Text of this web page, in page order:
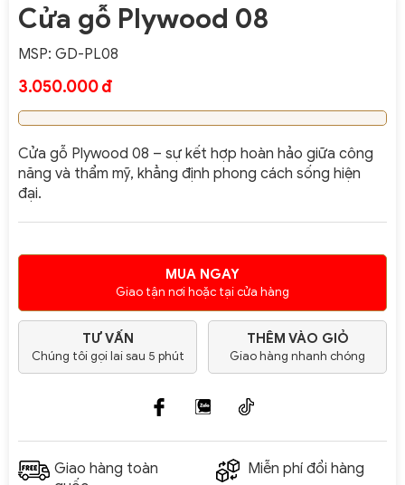
Cửa gỗ Plywood 08
MSP: GD-PL08
3.050.000 đ
Cửa gỗ Plywood 08 – sự kết hợp hoàn hảo giữa công
năng và thẩm mỹ, khẳng định phong cách sống hiện
đại.
MUA NGAY
Giao tận nơi hoặc tại cửa hàng
TƯ VẤN
Chúng tôi gọi lai sau 5 phút
THÊM VÀO GIỎ
Giao hàng nhanh chóng
Giao hàng toàn
Miễn phí đổi hàng